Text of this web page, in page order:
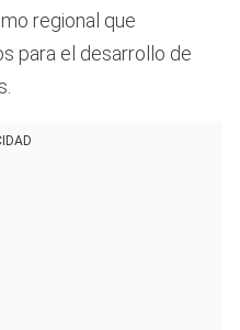
regional que
para el desarrollo de